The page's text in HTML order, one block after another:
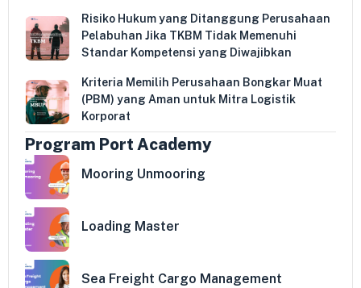
Risiko Hukum yang Ditanggung Perusahaan
Pelabuhan Jika TKBM Tidak Memenuhi
Standar Kompetensi yang Diwajibkan
Kriteria Memilih Perusahaan Bongkar Muat
(PBM) yang Aman untuk Mitra Logistik
Korporat
Program Port Academy
Mooring Unmooring
Loading Master
Sea Freight Cargo Management